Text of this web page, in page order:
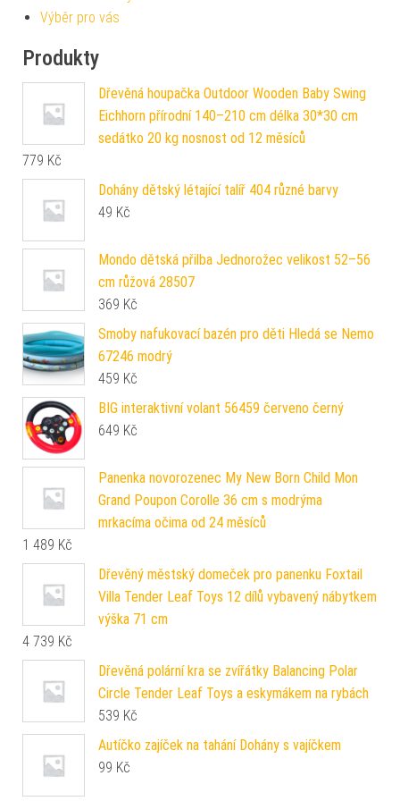
Výběr pro vás
Produkty
Dřevěná houpačka Outdoor Wooden Baby Swing
Eichhorn přírodní 140–210 cm délka 30*30 cm
sedátko 20 kg nosnost od 12 měsíců
779 Kč
Dohány dětský létající talíř 404 různé barvy
49 Kč
Mondo dětská přilba Jednorožec velikost 52–56
cm růžová 28507
369 Kč
Smoby nafukovací bazén pro děti Hledá se Nemo
67246 modrý
459 Kč
BIG interaktivní volant 56459 červeno černý
649 Kč
Panenka novorozenec My New Born Child Mon
Grand Poupon Corolle 36 cm s modrýma
mrkacíma očima od 24 měsíců
1 489 Kč
Dřevěný městský domeček pro panenku Foxtail
Villa Tender Leaf Toys 12 dílů vybavený nábytkem
výška 71 cm
4 739 Kč
Dřevěná polární kra se zvířátky Balancing Polar
Circle Tender Leaf Toys a eskymákem na rybách
539 Kč
Autíčko zajíček na tahání Dohány s vajíčkem
99 Kč